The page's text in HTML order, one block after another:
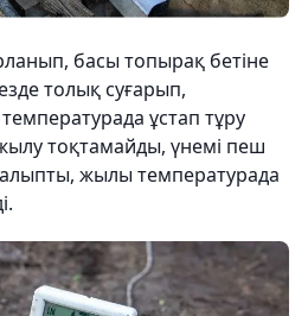
басы топырақ бетіне
толық суғарып,
ұстап тұру
тоқтамайды, үнемі пеш
жылы температурада